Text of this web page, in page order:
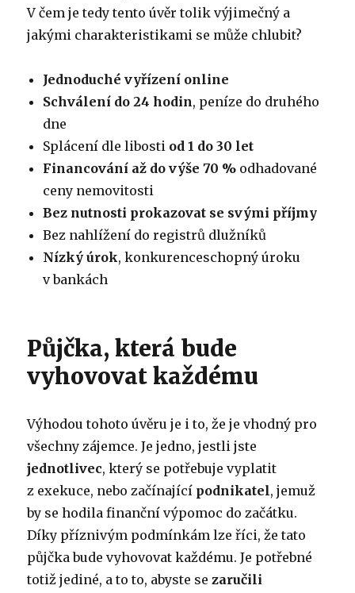
V čem je tedy tento úvěr tolik výjimečný a
jakými charakteristikami se může chlubit?
Jednoduché vyřízení online
Schválení do 24 hodin, peníze do druhého
dne
Splácení dle libosti od 1 do 30 let
Financování až do výše 70 % odhadované
ceny nemovitosti
Bez nutnosti prokazovat se svými příjmy
Bez nahlížení do registrů dlužníků
Nízký úrok, konkurenceschopný úroku
v bankách
Půjčka, která bude
vyhovovat každému
Výhodou tohoto úvěru je i to, že je vhodný pro
všechny zájemce. Je jedno, jestli jste
jednotlivec, který se potřebuje vyplatit
z exekuce, nebo začínající podnikatel, jemuž
by se hodila finanční výpomoc do začátku.
Díky příznivým podmínkám lze říci, že tato
půjčka bude vyhovovat každému. Je potřebné
totiž jediné, a to to, abyste sezaručili